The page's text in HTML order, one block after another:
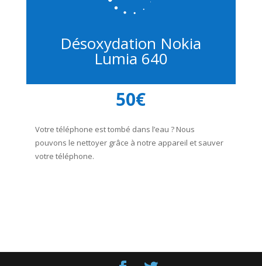
Désoxydation Nokia
Lumia 640
50€
Votre téléphone est tombé dans l’eau ? Nous
pouvons le nettoyer grâce à notre appareil et sauver
votre téléphone.